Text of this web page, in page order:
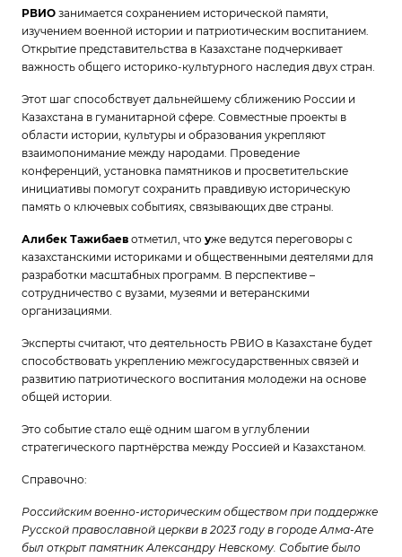
РВИО занимается сохранением исторической памяти,
изучением военной истории и патриотическим воспитанием.
Открытие представительства в Казахстане подчеркивает
важность общего историко-культурного наследия двух стран.
Этот шаг способствует дальнейшему сближению России и
Казахстана в гуманитарной сфере. Совместные проекты в
области истории, культуры и образования укрепляют
взаимопонимание между народами. Проведение
конференций, установка памятников и просветительские
инициативы помогут сохранить правдивую историческую
память о ключевых событиях, связывающих две страны.
Алибек Тажибаев отметил, что уже ведутся переговоры с
казахстанскими историками и общественными деятелями для
разработки масштабных программ. В перспективе –
сотрудничество с вузами, музеями и ветеранскими
организациями.
Эксперты считают, что деятельность РВИО в Казахстане будет
способствовать укреплению межгосударственных связей и
развитию патриотического воспитания молодежи на основе
общей истории.
Это событие стало ещё одним шагом в углублении
стратегического партнёрства между Россией и Казахстаном.
Справочно:
Российским военно-историческим обществом при поддержке
Русской православной церкви в 2023 году в городе Алма-Ате
был открыт памятник Александру Невскому. Событие было